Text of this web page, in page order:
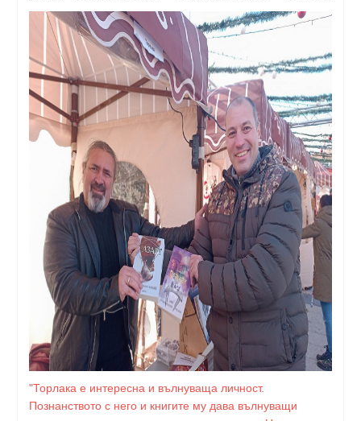
"Торлака е интересна и вълнуваща личност.
Познанството с него и книгите му дава вълнуващи